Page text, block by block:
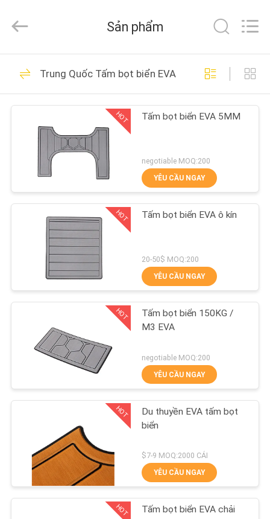
TRANG
CHỦ
PHẨM
VIDEO
CHÚNG
QUAN
CHẤT
LƯỢNG
Co.,Ltd.
Developed
Tấm ván sàn thuyền
bọt EVA
20
Tấm bọt biển EVA
18
Tấm xốp EVA
Lớp bọt biển
Sản phẩm
Trung Quốc Tấm bọt biển EVA
HOT Tấm bọt biển EVA 5MM
negotiable MOQ:200
YÊU CẦU NGAY
HOT Tấm bọt biển EVA ô kín
20-50$ MOQ:200
YÊU CẦU NGAY
HOT
Tấm bọt biển 150KG /
M3 EVA
negotiable MOQ:200
YÊU CẦU NGAY
HOT
Du thuyền EVA tấm bọt
biển
$7-9 MOQ:2000 CÁI
YÊU CẦU NGAY
HOT Tấm bọt biển EVA chải